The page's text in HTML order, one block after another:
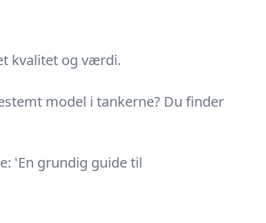
kvalitet og værdi.
model i tankerne? Du finder
'En grundig guide til